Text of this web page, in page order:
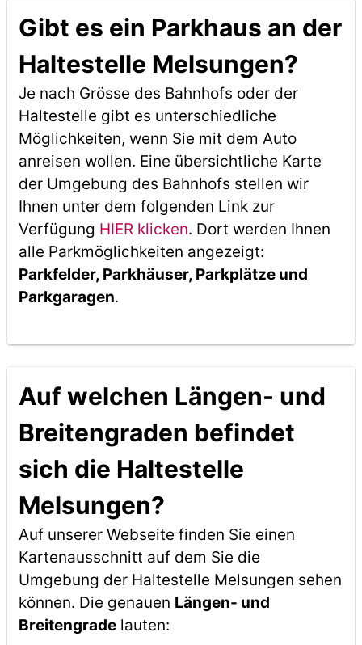
Gibt es ein Parkhaus an der
Haltestelle Melsungen?
Je nach Grösse des Bahnhofs oder der
Haltestelle gibt es unterschiedliche
Möglichkeiten, wenn Sie mit dem Auto
anreisen wollen. Eine übersichtliche Karte
der Umgebung des Bahnhofs stellen wir
Ihnen unter dem folgenden Link zur
Verfügung HIER klicken. Dort werden Ihnen
alle Parkmöglichkeiten angezeigt:
Parkfelder, Parkhäuser, Parkplätze und
Parkgaragen.
Auf welchen Längen- und
Breitengraden befindet
sich die Haltestelle
Melsungen?
Auf unserer Webseite finden Sie einen
Kartenausschnitt auf dem Sie die
Umgebung der Haltestelle Melsungen sehen
können. Die genauen Längen- und
Breitengradelauten: